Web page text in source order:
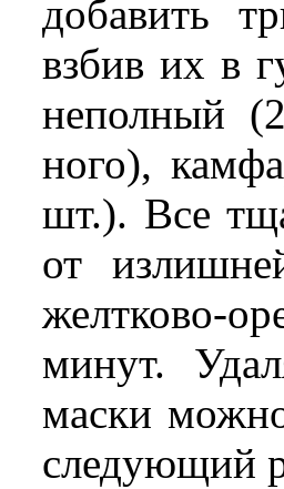
добавить
взбив их в
неполный
ного),
шт.). Все
от
желтково-
минут.
маски
следующий